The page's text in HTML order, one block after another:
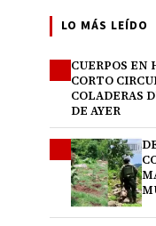
LO MÁS LEÍDO
CUERPOS EN
CORTO
COLADERAS
DE AYER